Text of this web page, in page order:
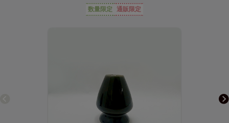
数量限定 通販限定